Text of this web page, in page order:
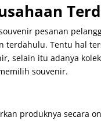
pesanan
terdahulu. Tentu hal
selain itu adanya
souvenir.
produknya secara